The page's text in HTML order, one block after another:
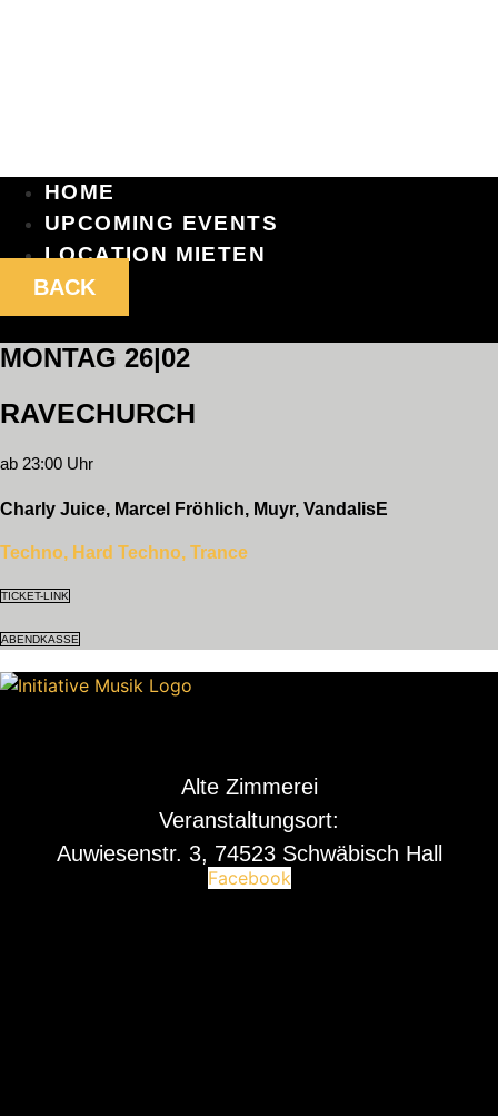
HOME
UPCOMING EVENTS
LOCATION MIETEN
BACK
MONTAG 26|02
RAVECHURCH
ab 23:00 Uhr
Charly Juice, Marcel Fröhlich, Muyr, VandalisE
Techno, Hard Techno, Trance
TICKET-LINK
ABENDKASSE
Alte Zimmerei
Veranstaltungsort:
Auwiesenstr. 3, 74523 Schwäbisch Hall
Facebook